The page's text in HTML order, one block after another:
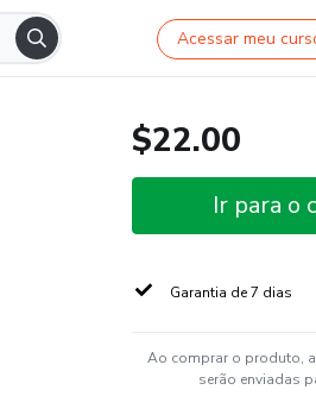
Acessar meu
$22.00
Ir para o
Garantia de 7 dias
Ao comprar o produto,
serão enviadas